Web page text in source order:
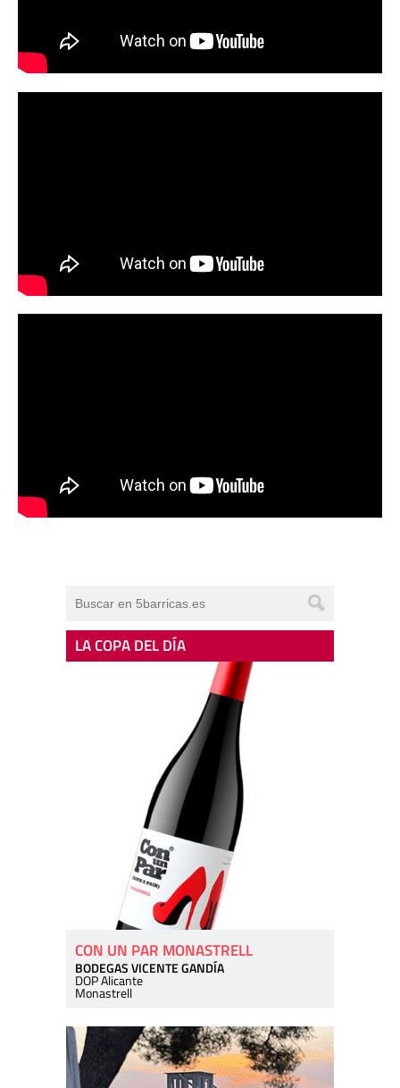
LA COPA DEL DÍA
CON UN PAR MONASTRELL
BODEGAS VICENTE GANDÍA
DOP Alicante
Monastrell